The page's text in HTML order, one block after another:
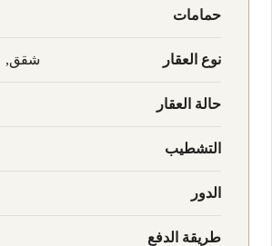
حمامات
نوع العقار شقق,
حالة العقار
التشطيب
الدور
طريقة الدفع